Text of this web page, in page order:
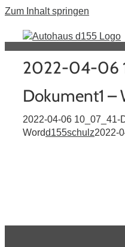
Zum Inhalt springen
2022-04-06
Dokument1 –
2022-04-06 10_07_41-
Wordd155schulz2022-